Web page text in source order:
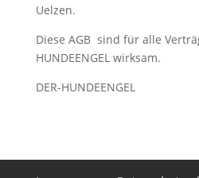
Uelzen.
Diese AGB sind für alle
HUNDEENGEL wirksam.
DER-HUNDEENGEL